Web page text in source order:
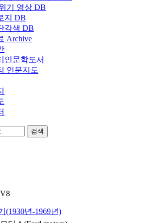
기 영상 DB
지 DB
각색 DB
Archive
인문학도서
인문지도
(1930년-1969년)